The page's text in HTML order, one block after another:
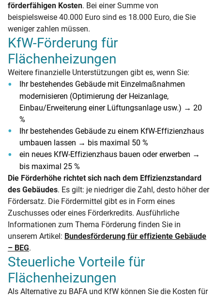
förderfähigen Kosten. Bei einer Summe von
beispielsweise 40.000 Euro sind es 18.000 Euro, die Sie
weniger zahlen müssen.
KfW-Förderung für
Flächenheizungen
Weitere finanzielle Unterstützungen gibt es, wenn Sie:
Ihr bestehendes Gebäude mit Einzelmaßnahmen
modernisieren (Optimierung der Heizanlage,
Einbau/Erweiterung einer Lüftungsanlage usw.) → 20
%
Ihr bestehendes Gebäude zu einem KfW-Effizienzhaus
umbauen lassen → bis maximal 50 %
ein neues KfW-Effizienzhaus bauen oder erwerben →
bis maximal 25 %
Die Förderhöhe richtet sich nach dem Effizienzstandard
des Gebäudes. Es gilt: je niedriger die Zahl, desto höher der
Fördersatz. Die Fördermittel gibt es in Form eines
Zuschusses oder eines Förderkredits. Ausführliche
Informationen zum Thema Förderung finden Sie in
unserem Artikel: Bundesförderung für effiziente Gebäude
– BEG.
Steuerliche Vorteile für
Flächenheizungen
Als Alternative zu BAFA und KfW können Sie die Kosten für